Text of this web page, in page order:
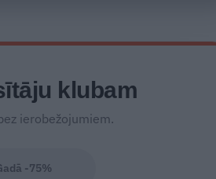
klubam
ierobežojumiem.
-75%